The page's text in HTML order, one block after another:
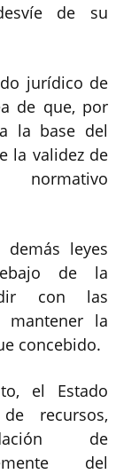
de su
jurídico de
de que, por
la base del
la validez de
leyes
de la
con las
mantener la
concebido.
el Estado
recursos,
de
del